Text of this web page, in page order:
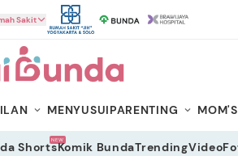
Sakit
MENYUSUIPARENTING
ShortsNEWKomik BundaTrendingVideo